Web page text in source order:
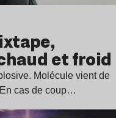
et froid
Molécule vient de
cas de coup…